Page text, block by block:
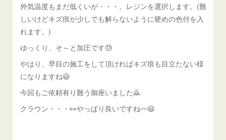
外気温度もまだ低くいが・・・。レジンを選択します。(難
しいけどキズ痕が少しでも解らないように硬めの色付を入
れます。)
ゆっくり、そ～と加圧です😓
やはり、早目の施工をして頂ければキズ痕も目立たない様
になりますね😃
今回もご依頼有り難う御座いました🙇
クラウン・・・👀やっぱり良いですね〰😃